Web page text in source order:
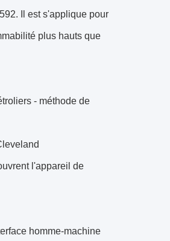
Il est s'applique pour
plus hauts que
- méthode de
l'appareil de
homme-machine